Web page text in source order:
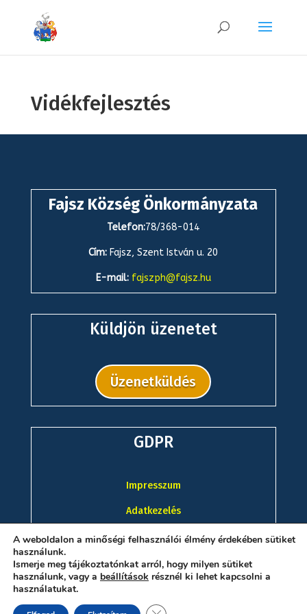
Vidékfejlesztés
Fajsz Község Önkormányzata
Telefon:78/368-014
Cím: Fajsz, Szent István u. 20
E-mail: fajszph@fajsz.hu
Küldjön üzenetet
Üzenetküldés
GDPR
Impresszum
Adatkezelés
A weboldalon a minőségi felhasználói élmény érdekében sütiket
használunk.
Ismerje meg tájékoztatónkat arról, hogy milyen sütiket
használunk, vagy a beállítások résznél ki lehet kapcsolni a
használatukat.